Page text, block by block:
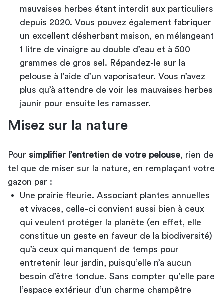
mauvaises herbes étant interdit aux particuliers
depuis 2020. Vous pouvez également fabriquer
un excellent désherbant maison, en mélangeant
1 litre de vinaigre au double d’eau et à 500
grammes de gros sel. Répandez-le sur la
pelouse à l’aide d’un vaporisateur. Vous n’avez
plus qu’à attendre de voir les mauvaises herbes
jaunir pour ensuite les ramasser.
Misez sur la nature
Pour simplifier l’entretien de votre pelouse , rien de
tel que de miser sur la nature, en remplaçant votre
gazon par :
Une prairie fleurie. Associant plantes annuelles
et vivaces, celle-ci convient aussi bien à ceux
qui veulent protéger la planète (en effet, elle
constitue un geste en faveur de la biodiversité)
qu’à ceux qui manquent de temps pour
entretenir leur jardin, puisqu’elle n’a aucun
besoin d’être tondue. Sans compter qu’elle pare
l’espace extérieur d’un charme champêtre